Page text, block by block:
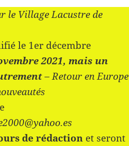
le Village Lacustre de
le 1er décembre
2021, mais un
– Retour en Europe
de rédaction et seront